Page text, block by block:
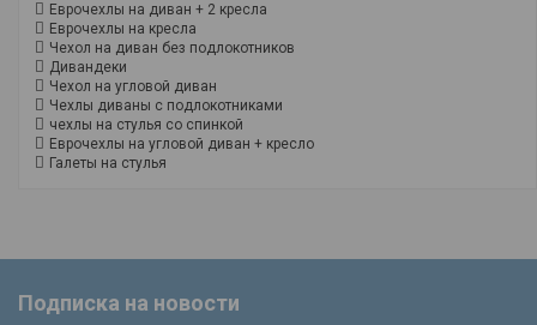
Еврочехлы на диван + 2 кресла
Еврочехлы на кресла
Чехол на диван без подлокотников
Дивандеки
Чехол на угловой диван
Чехлы диваны с подлокотниками
чехлы на стулья со спинкой
Еврочехлы на угловой диван + кресло
Галеты на стулья
Подписка на новости